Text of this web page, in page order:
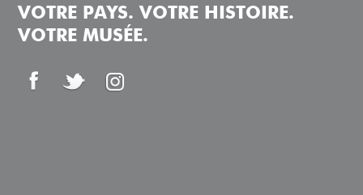
VOTRE PAYS. VOTRE HISTOIRE.
VOTRE MUSÉE.